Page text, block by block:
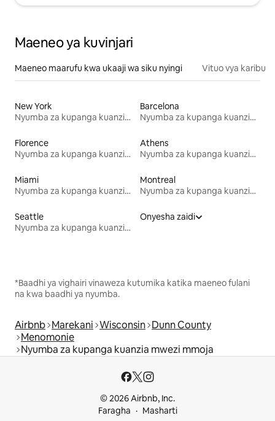
Maeneo ya kuvinjari
Maeneo maarufu kwa ukaaji wa siku nyingi Vituo vya karibu
New York
Nyumba za kupanga kuanzia mwezi mmoja
Barcelona
Nyumba za kupanga kuanzia mwezi mmoja
Florence
Nyumba za kupanga kuanzia mwezi mmoja
Athens
Nyumba za kupanga kuanzia mwezi mmoja
Miami
Nyumba za kupanga kuanzia mwezi mmoja
Montreal
Nyumba za kupanga kuanzia mwezi mmoja
Seattle
Nyumba za kupanga kuanzia mwezi mmoja
Onyesha zaidi
*Baadhi ya vighairi vinaweza kutumika katika maeneo fulani
na kwa baadhi ya nyumba.
Airbnb Marekani Wisconsin Dunn County
Menomonie
Nyumba za kupanga kuanzia mwezi mmoja
© 2026 Airbnb, Inc.
Faragha
Masharti